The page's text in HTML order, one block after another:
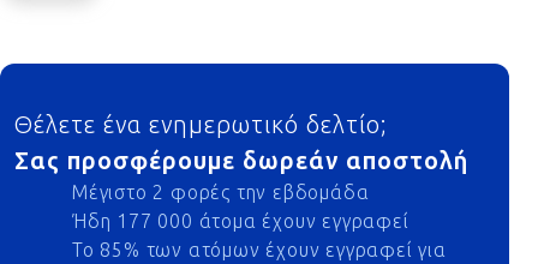
Footer
Θέλετε ένα ενημερωτικό δελτίο;
Σας προσφέρουμε δωρεάν αποστολή
Μέγιστο 2 φορές την εβδομάδα
Ήδη 177 000 άτομα έχουν εγγραφεί
Το 85% των ατόμων έχουν εγγραφεί για